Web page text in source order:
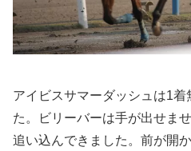
アイビスサマーダッシュは1
た。ビリーバーは手が出せま
追い込んできました。前が開